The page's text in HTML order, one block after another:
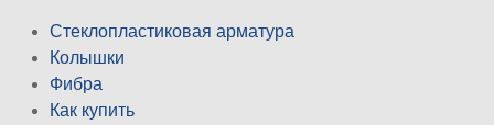
Стеклопластиковая арматура
Колышки
Фибра
Как купить